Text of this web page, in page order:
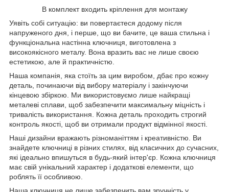
В комплект входить кріплення для монтажу
Уявіть собі ситуацію: ви повертаєтеся додому після
напруженого дня, і перше, що ви бачите, це ваша стильна і
функціональна настінна ключниця, виготовлена з
високоякісного металу. Вона вразить вас не лише своєю
естетикою, але й практичністю.
Наша компанія, яка стоїть за цим виробом, дбає про кожну
деталь, починаючи від вибору матеріалу і закінчуючи
кінцевою збіркою. Ми використовуємо лише найкращі
металеві сплави, щоб забезпечити максимальну міцність і
тривалість використання. Кожна деталь проходить строгий
контроль якості, щоб ви отримали продукт відмінної якості.
Наші дизайни вражають різноманіттям і креативністю. Ви
знайдете ключниці в різних стилях, від класичних до сучасних,
які ідеально впишуться в будь-який інтер'єр. Кожна ключниця
має свій унікальний характер і додаткові елементи, що
роблять її особливою.
Наша ключниця не лише забезпечить вам зручність у